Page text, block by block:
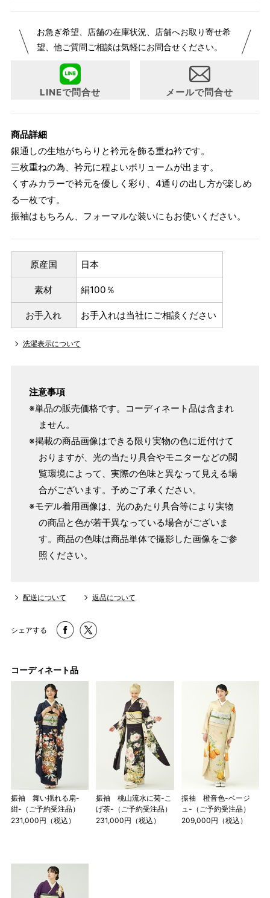
お急ぎ希望、店舗の在庫状況、店舗へお取り寄せ希
望、他ご質問ご相談は気軽にお問合せください。
LINEで問合せ メールで問合せ
商品詳細
銀通しの生地がちらりと衿元を飾る重ね衿です。
三枚重ねの為、衿元に程よいボリュームが出ます。
くすみカラーで衿元を優しく彩り、4通りの出し方が楽しめ
る一枚です。
振袖はもちろん、フォーマルな装いにもお使いください。
原産国 日本
素材 絹100％
お手入れ お手入れは当社にご相談ください
洗濯表示について
注意事項
※単品の販売価格です。コーディネート品は含まれ
ません。
※掲載の商品画像はできる限り実物の色に近付けて
おりますが、光の当たり具合やモニターなどの閲
覧環境によって、実際の色味と異なって見える場
合がございます。予めご了承ください。
※モデル着用画像は、光のあたり具合等により実物
の商品と色が若干異なっている場合がございま
す。商品の色味は商品単体で撮影した画像をご参
照ください。
配送について 返品について
シェアする
コーディネート品
振袖 舞い揺れる扇-
紺-（ご予約受注品）
231,000円（税込）
振袖 桃山流水に菊-こ
げ茶-（ご予約受注品）
231,000円（税込）
振袖 橙音色-ベージ
ュ-（ご予約受注品）
209,000円（税込）